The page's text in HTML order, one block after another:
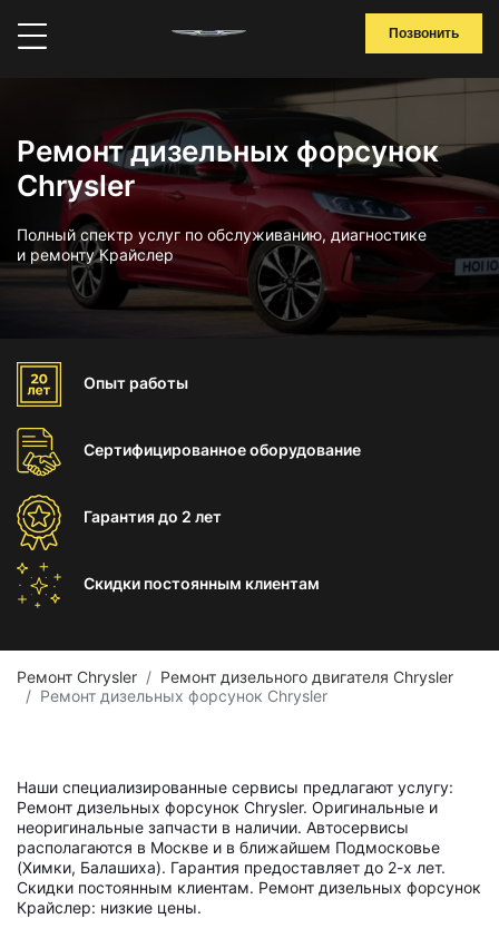
Позвонить
Ремонт дизельных форсунок
Chrysler
Полный спектр услуг по обслуживанию, диагностике
и ремонту Крайслер
Опыт работы
Сертифицированноеоборудование
Гарантиядо 2 лет
Скидки постоянным клиентам
Ремонт Chrysler
Ремонт дизельного двигателя Chrysler
Ремонт дизельных форсунок Chrysler
Наши специализированные сервисы предлагают услугу:
Ремонт дизельных форсунок Chrysler. Оригинальные и
неоригинальные запчасти в наличии. Автосервисы
располагаются в Москве и в ближайшем Подмосковье
(Химки, Балашиха). Гарантия предоставляет до 2-х лет.
Скидки постоянным клиентам. Ремонт дизельных форсунок
Крайслер: низкие цены.